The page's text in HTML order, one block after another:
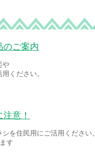
のご案内
や
ください。
意！
を住民用にご活用ください。
す